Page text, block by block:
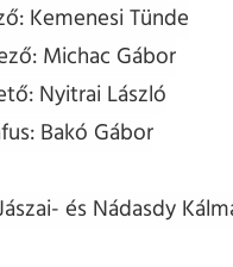
Kemenesi Tünde
Michac Gábor
Nyitrai László
Bakó Gábor
és Nádasdy